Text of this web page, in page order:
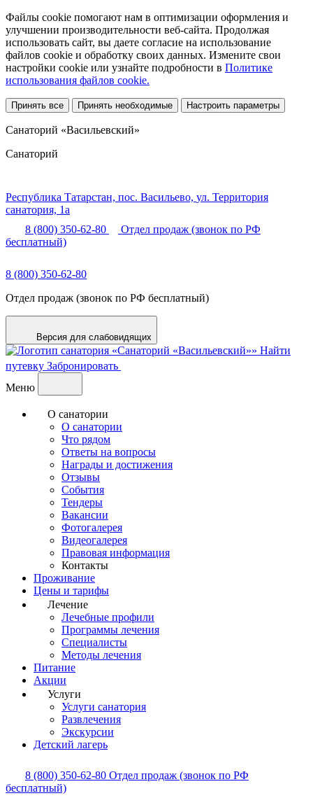
Файлы cookie помогают нам в оптимизации оформления и
улучшении производительности веб-сайта. Продолжая
использовать сайт, вы даете согласие на использование
файлов cookie и обработку своих данных. Измените свои
настройки cookie или узнайте подробности в Политике
использования файлов cookie.
Принять все Принять необходимые Настроить параметры
Санаторий «Васильевский»
Санаторий
Республика Татарстан, пос. Васильево, ул. Территория
санатория, 1а
8 (800) 350-62-80
Отдел продаж (звонок по РФ
бесплатный)
8 (800) 350-62-80
Отдел продаж (звонок по РФ бесплатный)
Версия для слабовидящих
Найти
путевку Забронировать
Меню
О санатории
О санатории
Что рядом
Ответы на вопросы
Награды и достижения
Отзывы
События
Тендеры
Вакансии
Фотогалерея
Видеогалерея
Правовая информация
Контакты
Проживание
Цены и тарифы
Лечение
Лечебные профили
Программы лечения
Специалисты
Методы лечения
Питание
Акции
Услуги
Услуги санатория
Развлечения
Экскурсии
Детский лагерь
8 (800) 350-62-80 Отдел продаж (звонок по РФ
бесплатный)